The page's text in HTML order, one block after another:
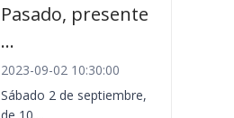
Pasado, presente
...
2023-09-02 10:30:00
Sábado 2 de septiembre,